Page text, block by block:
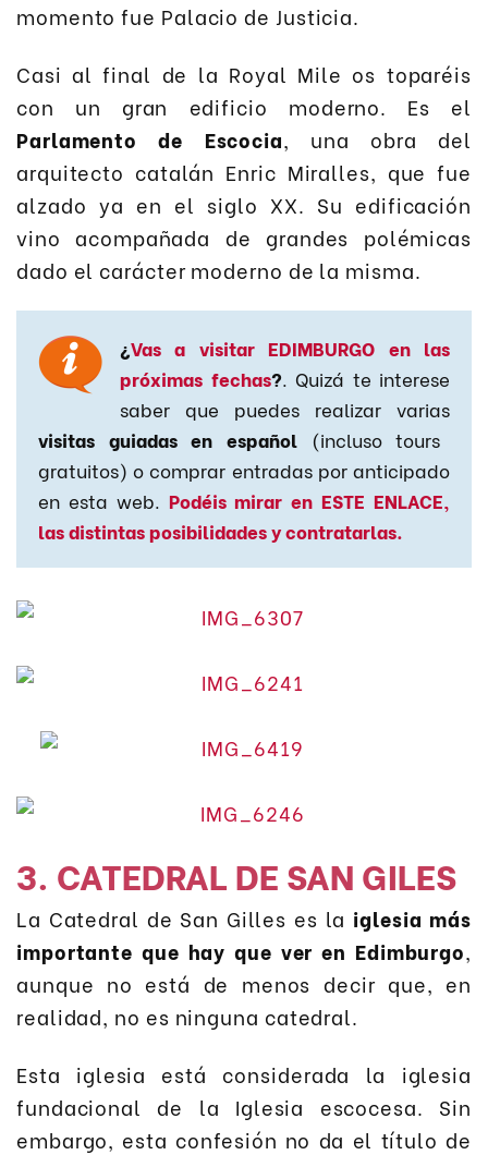
momento fue Palacio de Justicia.
Casi al final de la Royal Mile os toparéis
con un gran edificio moderno. Es el
Parlamento de Escocia, una obra del
arquitecto catalán Enric Miralles, que fue
alzado ya en el siglo XX. Su edificación
vino acompañada de grandes polémicas
dado el carácter moderno de la misma.
¿Vas a visitar EDIMBURGO en las
próximas fechas?. Quizá te interese
saber que puedes realizar varias
visitas guiadas en español (incluso tours
gratuitos) o comprar entradas por anticipado
en esta web. Podéis mirar en ESTE ENLACE,
las distintas posibilidades y contratarlas.
3. CATEDRAL DE SAN GILES
La Catedral de San Gilles es la iglesia más
importante que hay que ver en Edimburgo,
aunque no está de menos decir que, en
realidad, no es ninguna catedral.
Esta iglesia está considerada la iglesia
fundacional de la Iglesia escocesa. Sin
embargo, esta confesión no da el título de